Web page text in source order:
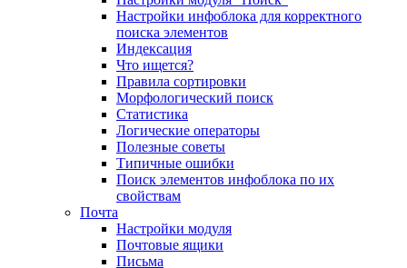
Настройки инфоблока для корректного
поиска элементов
Индексация
Что ищется?
Правила сортировки
Морфологический поиск
Статистика
Логические операторы
Полезные советы
Типичные ошибки
Поиск элементов инфоблока по их
свойствам
Почта
Настройки модуля
Почтовые ящики
Письма